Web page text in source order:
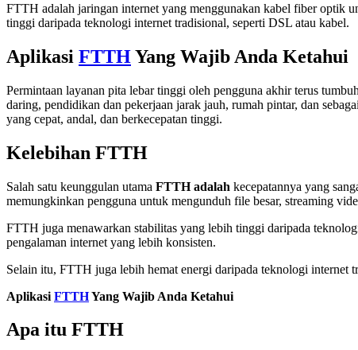
FTTH adalah jaringan internet yang menggunakan kabel fiber optik
tinggi daripada teknologi internet tradisional, seperti DSL atau kabel.
Aplikasi FTTHYang Wajib Anda Ketahui
Permintaan layanan pita lebar tinggi oleh pengguna akhir terus
daring, pendidikan dan pekerjaan jarak jauh, rumah pintar, dan
yang cepat, andal, dan berkecepatan tinggi.
Kelebihan FTTH
Salah satu keunggulan utama FTTH adalah kecepatannya yang
memungkinkan pengguna untuk mengunduh file besar, streaming
FTTH juga menawarkan stabilitas yang lebih tinggi daripada
pengalaman internet yang lebih konsisten.
Selain itu, FTTH juga lebih hemat energi daripada teknologi internet
Aplikasi FTTHYang Wajib Anda Ketahui
Apa itu FTTH